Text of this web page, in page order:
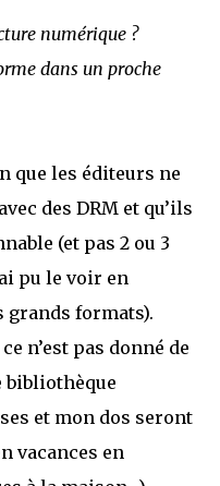
numérique ?
dans un proche
que les éditeurs ne
des DRM et qu’ils
(et pas 2 ou 3
pu le voir en
formats).
n’est pas donné de
bibliothèque
et mon dos seront
vacances en